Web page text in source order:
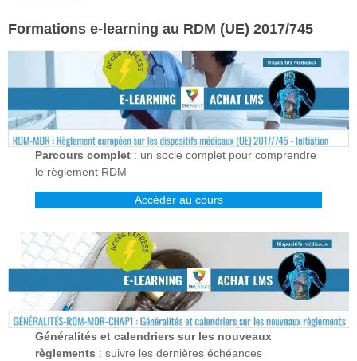
Formations e-learning au RDM (UE) 2017/745
Parcours complet : un socle complet pour comprendre
le règlement RDM
Accéder au cours
Généralités et calendriers sur les nouveaux
règlements : suivre les dernières échéances